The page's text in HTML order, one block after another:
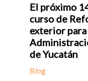
El próximo
curso de
exterior
de Yucatán
Blog